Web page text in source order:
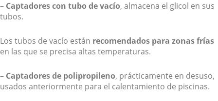
– Captadores con tubo de vacío, almacena el glicol en sus
tubos.
Los tubos de vacío están recomendados para zonas frías
en las que se precisa altas temperaturas.
– Captadores de polipropileno, prácticamente en desuso,
usados anteriormente para el calentamiento de piscinas.